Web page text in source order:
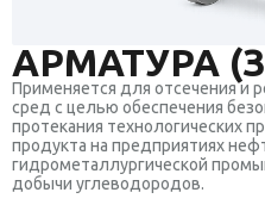
АРМАТУРА
Применяется для отсечения и
сред с целью обеспечения
протекания технологических
продукта на предприятиях
гидрометаллургической
добычи углеводородов.